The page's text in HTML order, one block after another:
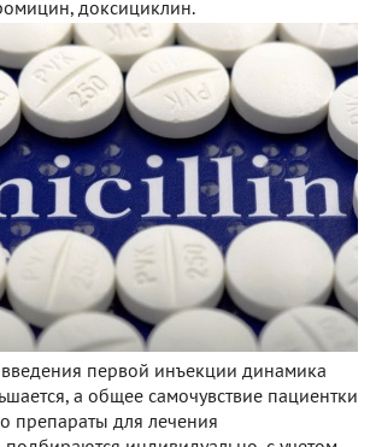
доксициклин.
введения первой инъекции динамика
а общее самочувствие пациентки
препараты для лечения